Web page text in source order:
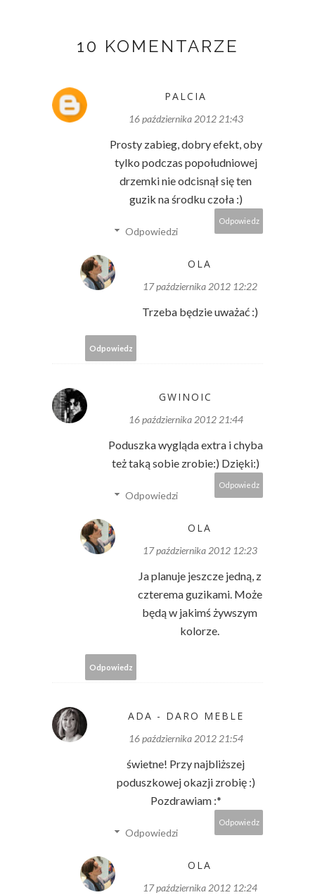
10 KOMENTARZE
PALCIA
16 października 2012 21:43
Prosty zabieg, dobry efekt, oby
tylko podczas popołudniowej
drzemki nie odcisnął się ten
guzik na środku czoła :)
Odpowiedz
Odpowiedzi
OLA
17 października 2012 12:22
Trzeba będzie uważać :)
Odpowiedz
GWINOIC
16 października 2012 21:44
Poduszka wygląda extra i chyba
też taką sobie zrobie:) Dzięki:)
Odpowiedz
Odpowiedzi
OLA
17 października 2012 12:23
Ja planuje jeszcze jedną, z
czterema guzikami. Może
będą w jakimś żywszym
kolorze.
Odpowiedz
ADA - DARO MEBLE
16 października 2012 21:54
świetne! Przy najbliższej
poduszkowej okazji zrobię :)
Pozdrawiam :*
Odpowiedz
Odpowiedzi
OLA
17 października 2012 12:24